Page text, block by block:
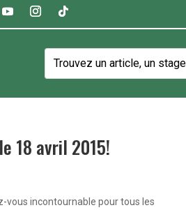
18 avril 2015!
vous incontournable pour tous les